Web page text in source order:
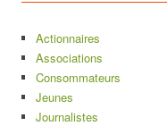
Actionnaires
Associations
Consommateurs
Jeunes
Journalistes